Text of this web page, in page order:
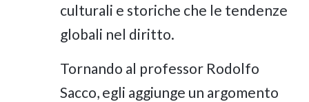
culturali e storiche che le tendenze
globali nel diritto.
Tornando al professor Rodolfo
Sacco, egli aggiunge un argomento